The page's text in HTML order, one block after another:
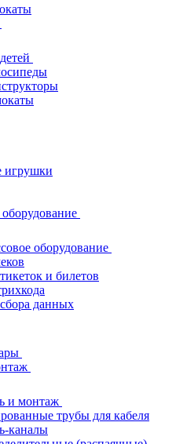
игрушки
оборудование
и билетов
данных
и монтаж
трубы для кабеля
каналы